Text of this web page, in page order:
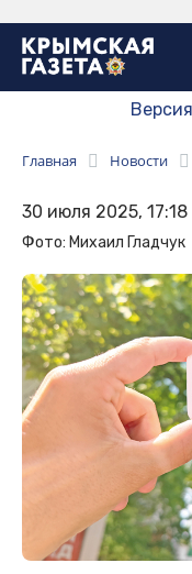
Главная Новости
30 июля 2025, 17:18
Фото: Михаил Гладчук